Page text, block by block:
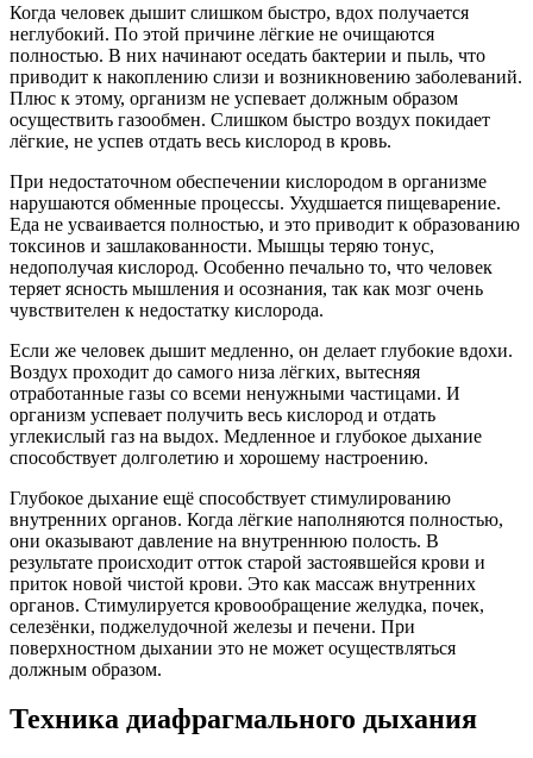
Когда человек дышит слишком быстро, вдох получается
неглубокий. По этой причине лёгкие не очищаются
полностью. В них начинают оседать бактерии и пыль, что
приводит к накоплению слизи и возникновению заболеваний.
Плюс к этому, организм не успевает должным образом
осуществить газообмен. Слишком быстро воздух покидает
лёгкие, не успев отдать весь кислород в кровь.
При недостаточном обеспечении кислородом в организме
нарушаются обменные процессы. Ухудшается пищеварение.
Еда не усваивается полностью, и это приводит к образованию
токсинов и зашлакованности. Мышцы теряю тонус,
недополучая кислород. Особенно печально то, что человек
теряет ясность мышления и осознания, так как мозг очень
чувствителен к недостатку кислорода.
Если же человек дышит медленно, он делает глубокие вдохи.
Воздух проходит до самого низа лёгких, вытесняя
отработанные газы со всеми ненужными частицами. И
организм успевает получить весь кислород и отдать
углекислый газ на выдох. Медленное и глубокое дыхание
способствует долголетию и хорошему настроению.
Глубокое дыхание ещё способствует стимулированию
внутренних органов. Когда лёгкие наполняются полностью,
они оказывают давление на внутреннюю полость. В
результате происходит отток старой застоявшейся крови и
приток новой чистой крови. Это как массаж внутренних
органов. Стимулируется кровообращение желудка, почек,
селезёнки, поджелудочной железы и печени. При
поверхностном дыхании это не может осуществляться
должным образом.
Техника диафрагмального дыхания